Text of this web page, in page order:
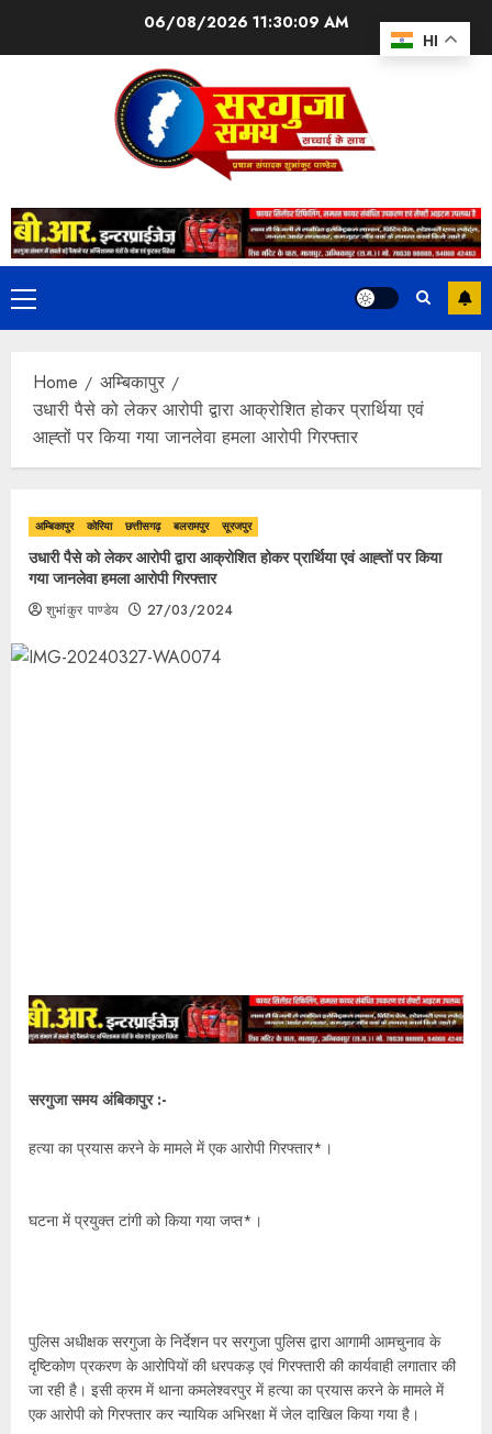
06/08/202611:30:10 AM
Home
अम्बिकापुर
उधारी पैसे को लेकर आरोपी द्वारा आक्रोशित होकर प्रार्थिया एवं
आह्तों पर किया गया जानलेवा हमला आरोपी गिरफ्तार
अम्बिकापुर कोरिया छत्तीसगढ़ बलरामपुर सूरजपुर
उधारी पैसे को लेकर आरोपी द्वारा आक्रोशित होकर प्रार्थिया एवं आह्तों पर किया
गया जानलेवा हमला आरोपी गिरफ्तार
शुभांकुर पाण्डेय 27/03/2024
सरगुजा समय अंबिकापुर :-
हत्या का प्रयास करने के मामले में एक आरोपी गिरफ्तार*।
घटना में प्रयुक्त टांगी को किया गया जप्त*।
पुलिस अधीक्षक सरगुजा के निर्देशन पर सरगुजा पुलिस द्वारा आगामी आमचुनाव के
दृष्टिकोण प्रकरण के आरोपियों की धरपकड़ एवं गिरफ्तारी की कार्यवाही लगातार की
जा रही है। इसी क्रम में थाना कमलेश्वरपुर में हत्या का प्रयास करने के मामले में
एक आरोपी को गिरफ्तार कर न्यायिक अभिरक्षा में जेल दाखिल किया गया है।
HI